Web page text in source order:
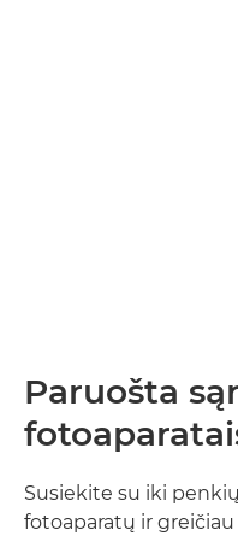
Paruošta
Susiekite su iki
fotoaparatų ir